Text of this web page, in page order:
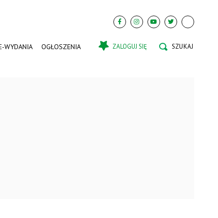
WYDANIA OGŁOSZENIA ZALOGUJ SIĘ